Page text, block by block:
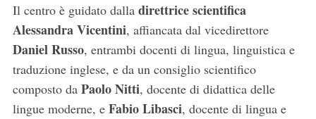
Il centro è guidato dalla direttrice scientifica
Alessandra Vicentini, affiancata dal vicedirettore
Daniel Russo, entrambi docenti di lingua, linguistica e
traduzione inglese, e da un consiglio scientifico
composto da Paolo Nitti, docente di didattica delle
lingue moderne, e Fabio Libasci, docente di lingua e